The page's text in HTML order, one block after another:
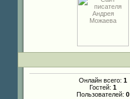
Онлайн всего: 1
Гостей: 1
Пользователей: 0